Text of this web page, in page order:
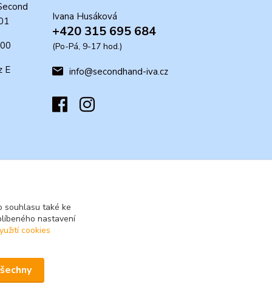
E
Ivana Husáková
+420 315 695 684
(Po-Pá, 9-17 hod.)
info@secondhand-iva.cz
souhlasu také ke
nastavení
cookies